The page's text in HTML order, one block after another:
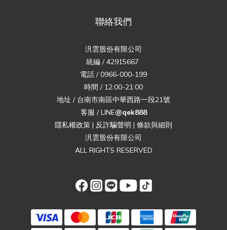
聯絡我們
汎雲股份有限公司
統編 / 42915667
電話 / 0966-000-199
時間 / 12:00-21:00
地址 / 台南市南區中華西路一段21號
客服 / LINE@qek888
隱私權政策 | 反詐騙聲明 | 條款與細則
汎雲股份有限公司
ALL RIGHTS RESERVED